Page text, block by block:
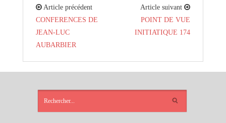
Article précédent
CONFERENCES DE
JEAN-LUC
AUBARBIER
Article suivant
POINT DE VUE
INITIATIQUE 174